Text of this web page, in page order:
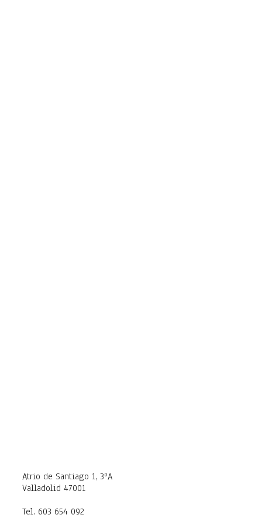
Atrio de Santiago 1, 3ºA
Valladolid 47001
Tel. 603 654 092